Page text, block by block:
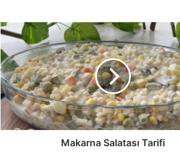
Makarna
Salatası
Tarifi
Makarna Salatası Tarifi